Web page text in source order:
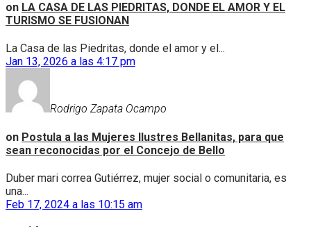
on LA CASA DE LAS PIEDRITAS, DONDE EL AMOR Y EL
TURISMO SE FUSIONAN
La Casa de las Piedritas, donde el amor y el...
Jan 13, 2026 a las 4:17 pm
Rodrigo Zapata Ocampo
on Postula a las Mujeres Ilustres Bellanitas, para que
sean reconocidas por el Concejo de Bello
Duber mari correa Gutiérrez, mujer social o comunitaria, es
una...
Feb 17, 2024 a las 10:15 am